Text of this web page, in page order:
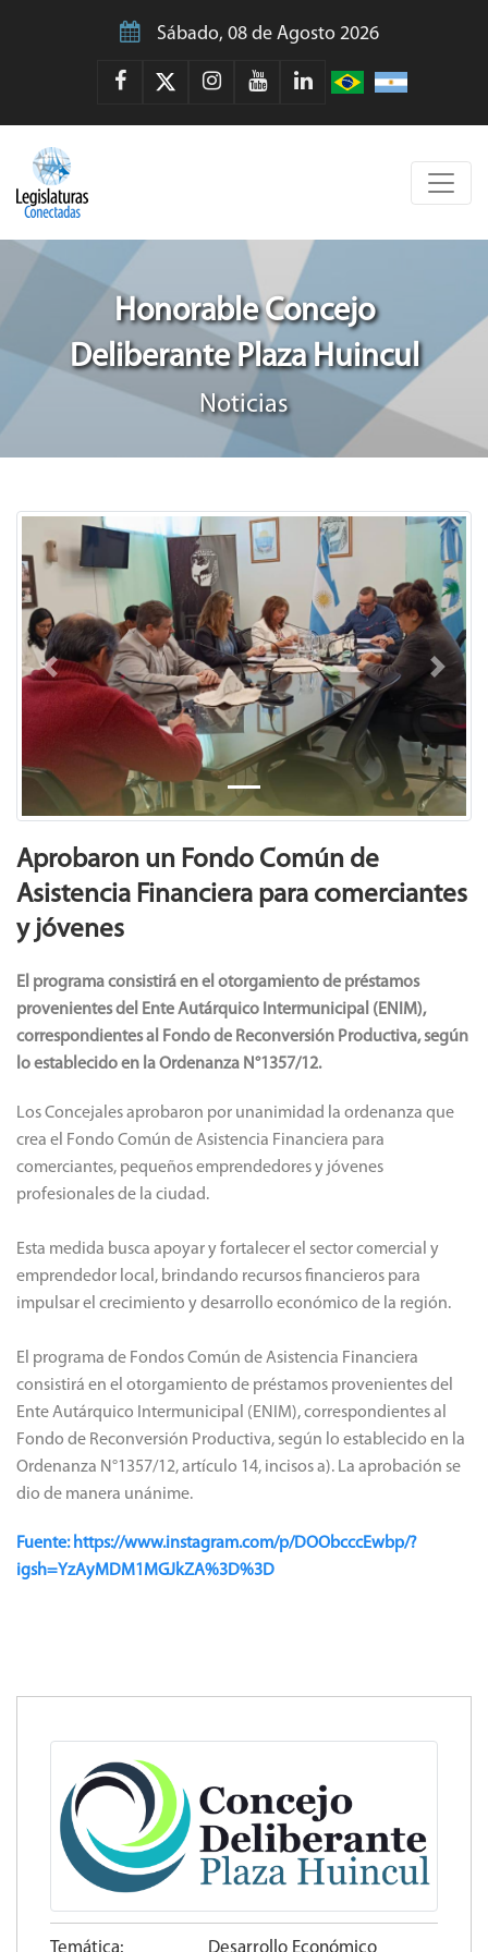
Sábado, 08 de Agosto 2026
Honorable Concejo
Deliberante Plaza Huincul
Noticias
Previous Next
Aprobaron un Fondo Común de
Asistencia Financiera para comerciantes
y jóvenes
El programa consistirá en el otorgamiento de préstamos
provenientes del Ente Autárquico Intermunicipal (ENIM),
correspondientes al Fondo de Reconversión Productiva, según
lo establecido en la Ordenanza N°1357/12.
Los Concejales aprobaron por unanimidad la ordenanza que
crea el Fondo Común de Asistencia Financiera para
comerciantes, pequeños emprendedores y jóvenes
profesionales de la ciudad.
Esta medida busca apoyar y fortalecer el sector comercial y
emprendedor local, brindando recursos financieros para
impulsar el crecimiento y desarrollo económico de la región.
El programa de Fondos Común de Asistencia Financiera
consistirá en el otorgamiento de préstamos provenientes del
Ente Autárquico Intermunicipal (ENIM), correspondientes al
Fondo de Reconversión Productiva, según lo establecido en la
Ordenanza N°1357/12, artículo 14, incisos a). La aprobación se
dio de manera unánime.
Fuente: https://www.instagram.com/p/DOObcccEwbp/?
igsh=YzAyMDM1MGJkZA%3D%3D
Temática: Desarrollo Económico